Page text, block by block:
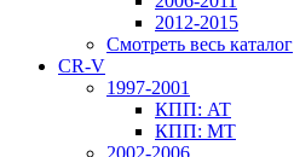
2012-2015
Смотреть весь каталог
CR-V
1997-2001
КПП: AT
КПП: MT
2002-2006